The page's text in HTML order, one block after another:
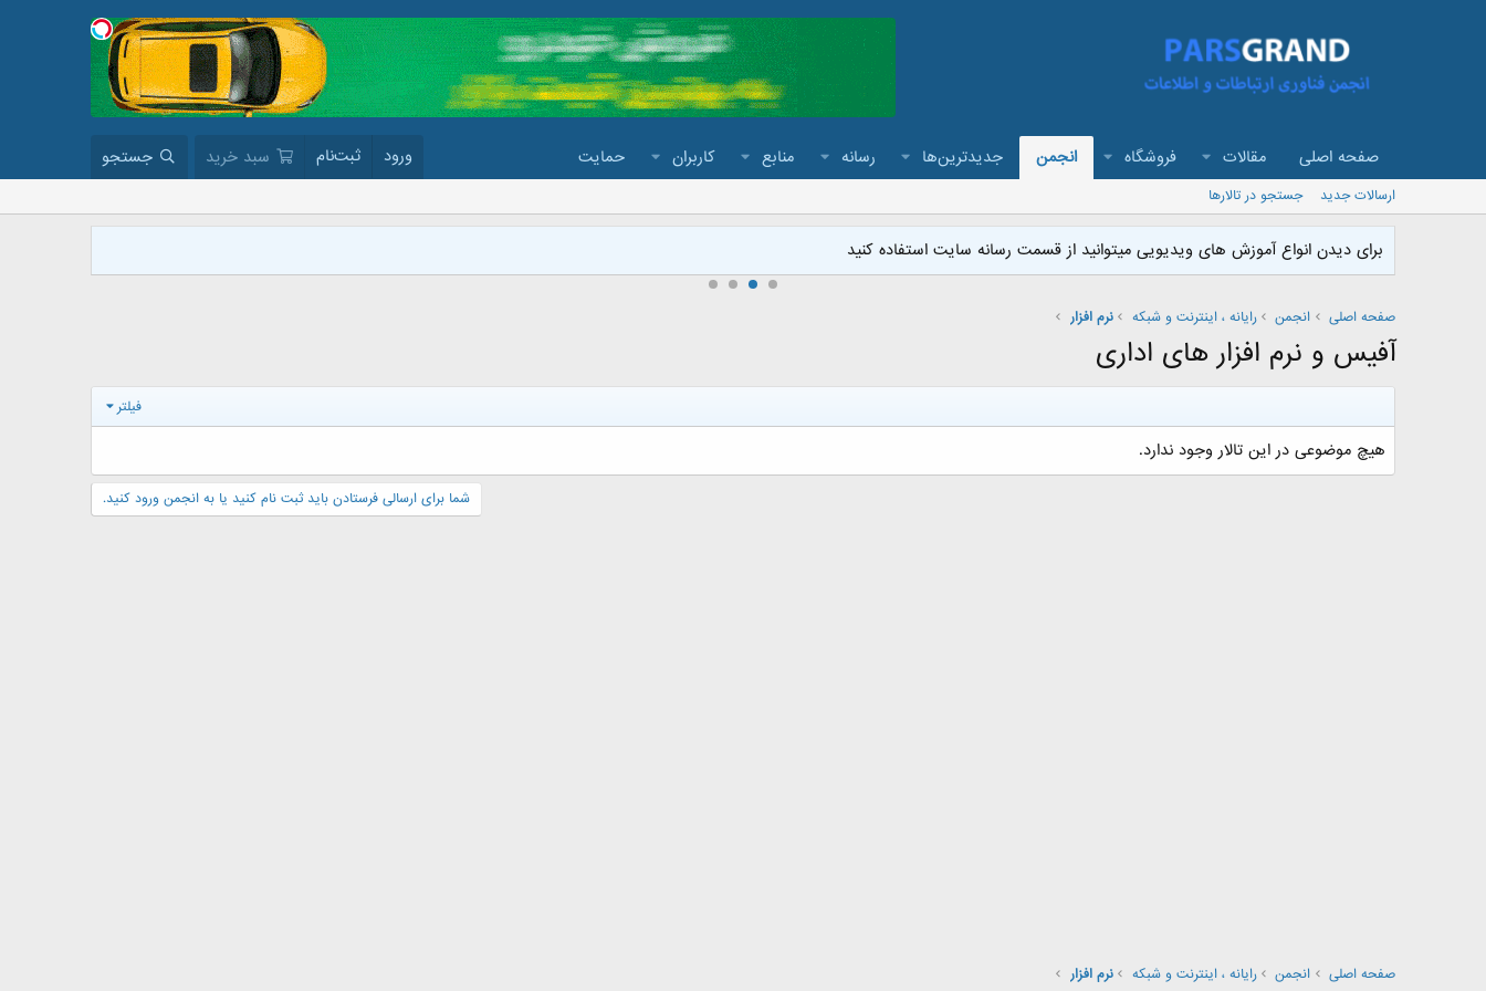
صفحه اصلی مقالات فروشگاه انجمن جدیدترین‌ها رسانه منابع کاربران حمایت ورود ثبت‌نام سبد خرید جستجو
ارسالات جدید جستجو در تالارها
برای دیدن انواع آموزش های ویدیویی میتوانید از قسمت رسانه سایت استفاده کنید
صفحه اصلی انجمن رایانه ، اینترنت و شبکه نرم افزار
آفیس و نرم افزار های اداری
فیلتر
هیچ موضوعی در این تالار وجود ندارد.
شما برای ارسالی فرستادن باید ثبت نام کنید یا به انجمن ورود کنید.
صفحه اصلی انجمن رایانه ، اینترنت و شبکه نرم افزار